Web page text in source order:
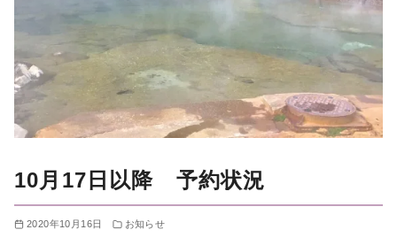
10月17日以降 予約状況
2020年10月16日 お知らせ